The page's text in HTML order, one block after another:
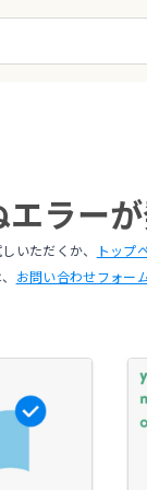
ラー
いただくか、 トップ
お問い合わせフォー